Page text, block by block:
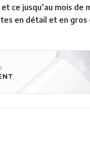
ce jusqu’au mois de
en détail et en